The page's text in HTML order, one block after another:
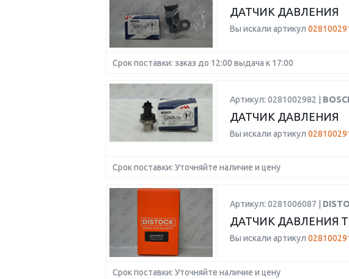
ДАТЧИК ДАВЛЕНИЯ
Вы искали артикул
Срок поставки: заказ до 12:00 выдача к 17:00
Артикул: 0281002982 |
ДАТЧИК ДАВЛЕНИЯ
Вы искали артикул
Срок поставки: Уточняйте наличие и цену
Артикул: 0281006087 |
ДАТЧИК ДАВЛЕНИЯ
Вы искали артикул
Срок поставки: Уточняйте наличие и цену